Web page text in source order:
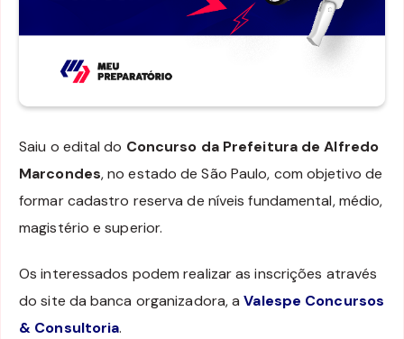
Saiu o edital do Concurso da Prefeitura de Alfredo
Marcondes, no estado de São Paulo, com objetivo de
formar cadastro reserva de níveis fundamental, médio,
magistério e superior.
Os interessados podem realizar as inscrições através
do site da banca organizadora, aValespe Concursos
& Consultoria.